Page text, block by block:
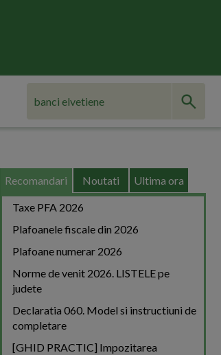
Recomandari Noutati Ultima ora
Taxe PFA 2026
Plafoanele fiscale din 2026
Plafoane numerar 2026
Norme de venit 2026. LISTELE pe
judete
Declaratia 060. Model si instructiuni de
completare
[GHID PRACTIC] Impozitarea